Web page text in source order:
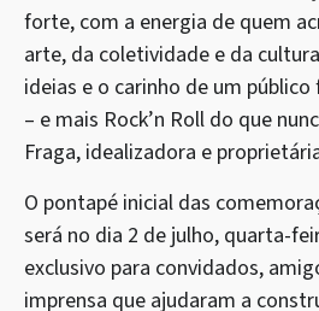
forte, com a energia de quem
arte, da coletividade e da
ideias e o carinho de um
– e mais Rock’n Roll do que
Fraga, idealizadora e
O pontapé inicial das
será no dia 2 de julho, quarta-
exclusivo para convidados,
imprensa que ajudaram a